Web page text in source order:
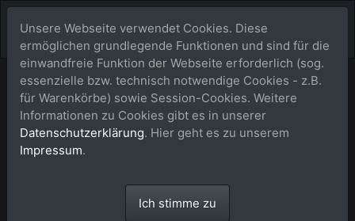
Allgemeine
Geschäftsbedingungen
1. Allgemeines
Unsere Webseite verwendet Cookies. Diese
ermöglichen grundlegende Funktionen und sind für die
einwandfreie Funktion der Webseite erforderlich (sog.
essenzielle bzw. technisch notwendige Cookies - z.B.
für Warenkörbe) sowie Session-Cookies. Weitere
Informationen zu Cookies gibt es in unserer
Datenschutzerklärung. Hier geht es zu unserem
Impressum.
Ich stimme zu